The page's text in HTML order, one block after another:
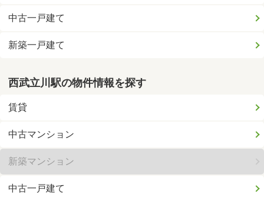
中古一戸建て
新築一戸建て
西武立川駅の物件情報を探す
賃貸
中古マンション
新築マンション
中古一戸建て